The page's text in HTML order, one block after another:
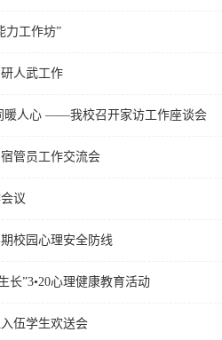
力工作坊”
人武工作
暖人心 ——我校召开家访工作座谈会
管员工作交流会
议
校园心理安全防线
长”3•20心理健康教育活动
伍学生欢送会